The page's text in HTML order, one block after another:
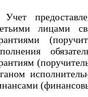
лицами